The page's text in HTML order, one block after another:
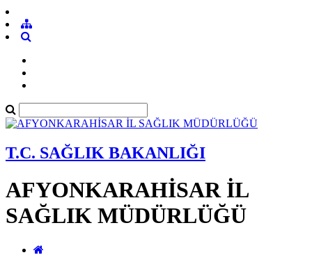
T.C. SAĞLIK BAKANLIĞI
AFYONKARAHİSAR İL
SAĞLIK MÜDÜRLÜĞÜ